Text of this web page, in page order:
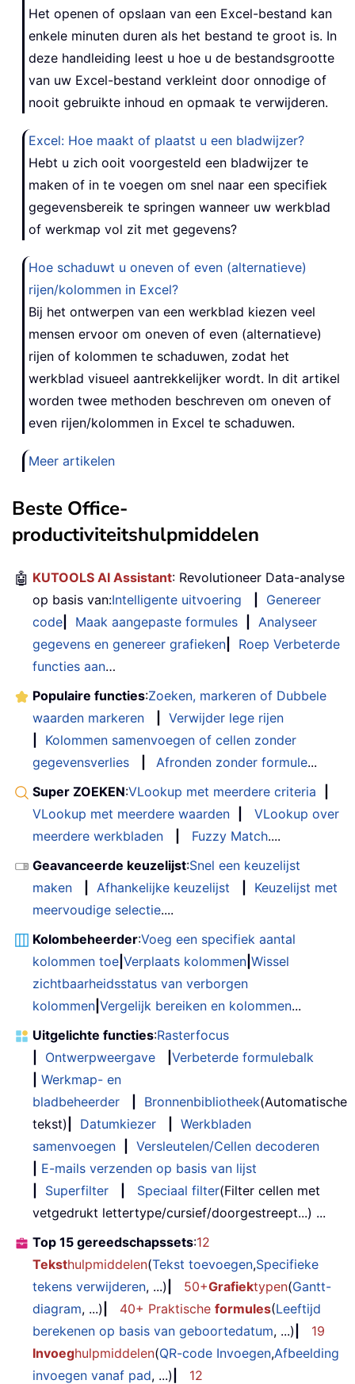
Het openen of opslaan van een Excel-bestand kan
enkele minuten duren als het bestand te groot is. In
deze handleiding leest u hoe u de bestandsgrootte
van uw Excel-bestand verkleint door onnodige of
nooit gebruikte inhoud en opmaak te verwijderen.
Excel: Hoe maakt of plaatst u een bladwijzer?
Hebt u zich ooit voorgesteld een bladwijzer te
maken of in te voegen om snel naar een specifiek
gegevensbereik te springen wanneer uw werkblad
of werkmap vol zit met gegevens?
Hoe schaduwt u oneven of even (alternatieve)
rijen/kolommen in Excel?
Bij het ontwerpen van een werkblad kiezen veel
mensen ervoor om oneven of even (alternatieve)
rijen of kolommen te schaduwen, zodat het
werkblad visueel aantrekkelijker wordt. In dit artikel
worden twee methoden beschreven om oneven of
even rijen/kolommen in Excel te schaduwen.
Meer artikelen
Beste Office-
productiviteitshulpmiddelen
🤖 KUTOOLS AI Assistant: Revolutioneer Data-analyse
op basis van:Intelligente uitvoering
Genereer
code
Maak aangepaste formules
Analyseer
gegevens en genereer grafieken
Roep Verbeterde
functies aan…
Populaire functies:Zoeken, markeren of Dubbele
waarden markeren
Verwijder lege rijen
Kolommen samenvoegen of cellen zonder
gegevensverlies
Afronden zonder formule...
Super ZOEKEN:VLookup met meerdere criteria
VLookup met meerdere waarden
VLookup over
meerdere werkbladen
Fuzzy Match....
Geavanceerde keuzelijst:Snel een keuzelijst
maken
Afhankelijke keuzelijst
Keuzelijst met
meervoudige selectie....
Kolombeheerder:Voeg een specifiek aantal
kolommen toe Verplaats kolommen Wissel
zichtbaarheidsstatus van verborgen
kolommen Vergelijk bereiken en kolommen...
Uitgelichte functies:Rasterfocus
Ontwerpweergave
Verbeterde formulebalk
Werkmap- en
bladbeheerder
Bronnenbibliotheek(Automatische
tekst)
Datumkiezer
Werkbladen
samenvoegen
Versleutelen/Cellen decoderen
E-mails verzenden op basis van lijst
Superfilter Speciaal filter(Filter cellen met
vetgedrukt lettertype/cursief/doorgestreept...) ...
Top 15 gereedschapssets:12
Teksthulpmiddelen(Tekst toevoegen,Specifieke
tekens verwijderen, ...) 50+Grafiektypen(Gantt-
diagram, ...) 40+ Praktische formules(Leeftijd
berekenen op basis van geboortedatum, ...)
19
Invoeghulpmiddelen(QR-code Invoegen,Afbeelding
invoegen vanaf pad, ...)
12